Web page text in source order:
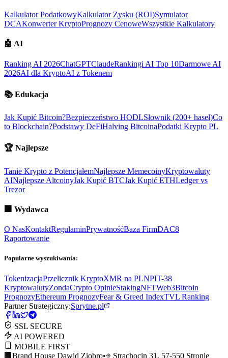
Kalkulator PodatkowyKalkulator Zysku (ROI)Symulator
DCAKonwerter KryptoPrognozy CenoweWszystkie Kalkulatory
🤖 AI
Ranking AI 2026ChatGPTClaudeRankingi AI Top 10Darmowe AI
2026AI dla KryptoAI z Tokenem
📚 Edukacja
Jak Kupić Bitcoin?Bezpieczeństwo HODLSłownik (200+ haseł)Co
to Blockchain?Podstawy DeFiHalving BitcoinaPodatki Krypto PL
🏆 Najlepsze
Tanie Krypto z PotencjałemNajlepsze MemecoinyKryptowaluty
AINajlepsze AltcoinyJak Kupić BTCJak Kupić ETHLedger vs
Trezor
🏢 Wydawca
O NasKontaktRegulaminPrywatnośćBaza FirmDAC8
Raportowanie
Popularne wyszukiwania:
TokenizacjaPrzelicznik KryptoXMR na PLNPIT-38
KryptowalutyZondaCrypto OpinieStakingNFTWeb3Bitcoin
PrognozyEthereum PrognozyFear & Greed IndexTVL Ranking
Partner Strategiczny:Sprytne.pl
SSL SECURE
AI POWERED
MOBILE FIRST
🏢 Brand House Dawid Ziobro• Strachocin 31, 57-550 Stronie